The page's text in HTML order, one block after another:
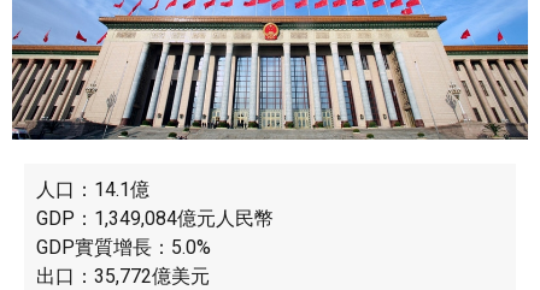
人口：14.1億
GDP：1,349,084億元人民幣
GDP實質增長：5.0%
出口：35,772億美元